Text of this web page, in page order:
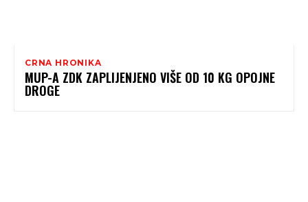
CRNA HRONIKA
MUP-A ZDK ZAPLIJENJENO VIŠE OD 10 KG OPOJNE
DROGE